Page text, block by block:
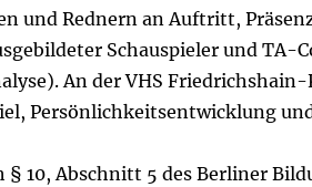
und Rednern an Auftritt,
Schauspieler und TA-
An der VHS
Persönlichkeitsentwicklung
§ 10, Abschnitt 5 des Berliner